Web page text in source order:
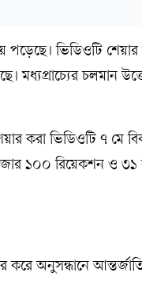
পড়েছে। ভিডিওটি শেয়ার
মধ্যপ্রাচ্যের চলমান
করা ভিডিওটি ৭ মে
১০০ রিয়েকশন ও ৩১
করে অনুসন্ধানে